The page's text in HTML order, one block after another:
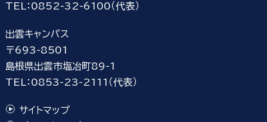
TEL：0852-32-6100（代表）
出雲キャンパス
〒693-8501
島根県出雲市塩冶町89-1
TEL：0853-23-2111（代表）
サイトマップ